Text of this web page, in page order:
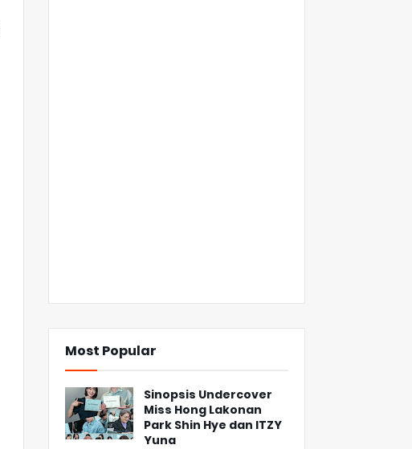
Most Popular
Sinopsis Undercover
Miss Hong Lakonan
Park Shin Hye dan ITZY
Yuna